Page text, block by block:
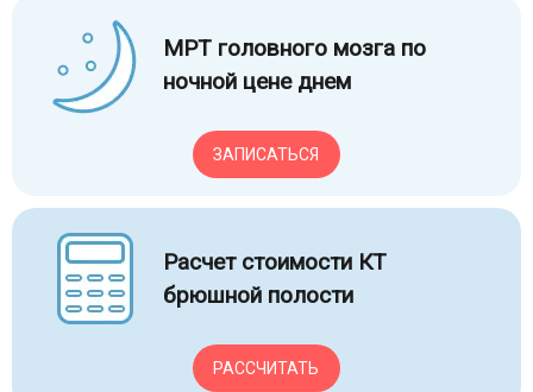
МРТ головного мозга по
ночной цене днем
ЗАПИСАТЬСЯ
Расчет стоимости КТ
брюшной полости
РАССЧИТАТЬ